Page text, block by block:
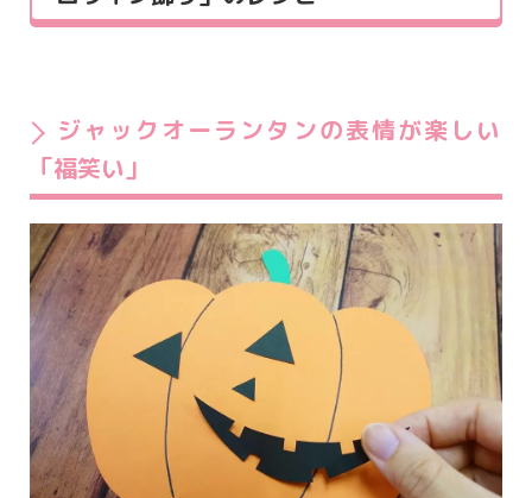
ジャックオーランタンの表情が楽しい
「福笑い」